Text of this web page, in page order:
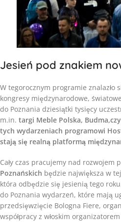
Jesień pod znakiem
W tegorocznym programie
kongresy międzynarodowe,
do Poznania dziesiątki tysięcy
m.in. targi Meble Polska,
tych wydarzeniach programowi
stają się realną platformą
Cały czas pracujemy nad
Poznańskich będzie największa w
która odbędzie się jesienią tego
do Poznania wydarzeń, które mają
przedsięwzięcie Bologna Fiere,
współpracy z włoskim